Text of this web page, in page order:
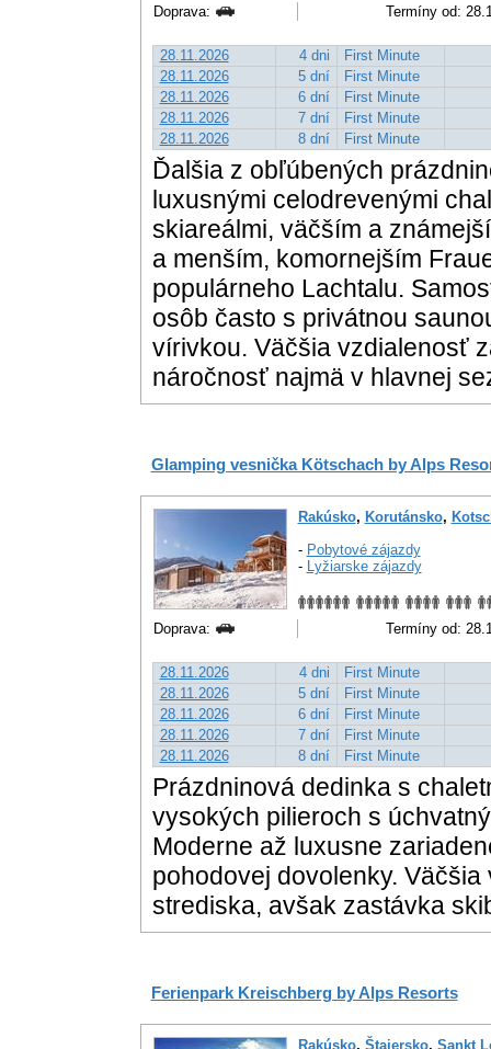
Doprava: Termíny od:
28.11.2026 4 dni
First Minute
28.11.2026
5 dní
First Minute
28.11.2026
6 dní First Minute
28.11.2026
7 dní First Minute
28.11.2026
8 dní First Minute
Ďalšia z obľúbených
luxusnými celodrevenými
skiareálmi, väčším a
a menším, komornejším
populárneho Lachtalu.
osôb často s privátnou
vírivkou. Väčšia vzdialenosť
náročnosť najmä v hlavnej
Glamping vesnička Kötschach by Alps
Rakúsko, Korutánsko,
- Pobytové zájazdy
- Lyžiarske zájazdy
Doprava: Termíny od:
28.11.2026 4 dni
First Minute
28.11.2026
5 dní
First Minute
28.11.2026
6 dní First Minute
28.11.2026
7 dní First Minute
28.11.2026
8 dní First Minute
Prázdninová dedinka s
vysokých pilieroch s
Moderne až luxusne
pohodovej dovolenky.
strediska, avšak zastávka
Ferienpark Kreischberg by Alps Resorts
Rakúsko, Štajersko, Sankt